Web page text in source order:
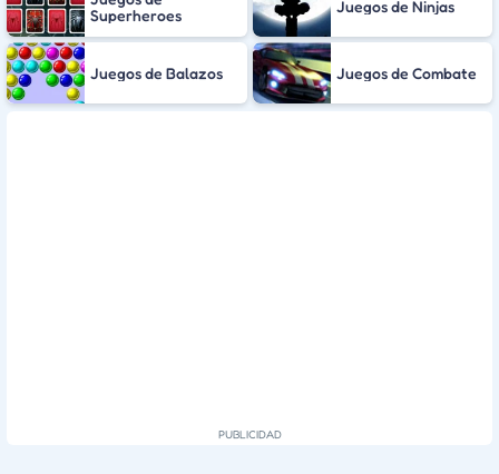
Superheroes
Juegos de Ninjas
Juegos de Balazos Juegos de Combate